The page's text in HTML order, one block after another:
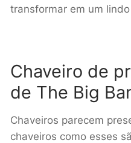
transformar em um
Chaveiro de
de The Big
Chaveiros parecem
chaveiros como esses